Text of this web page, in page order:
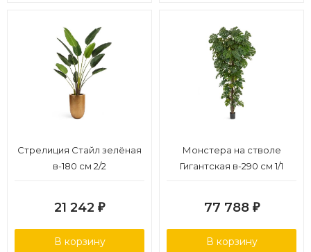
Стрелиция Стайл зелёная
в-180 см 2/2
21 242 ₽
В корзину
Монстера на стволе
Гигантская в-290 см 1/1
77 788 ₽
В корзину